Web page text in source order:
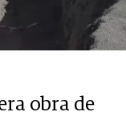
obra de